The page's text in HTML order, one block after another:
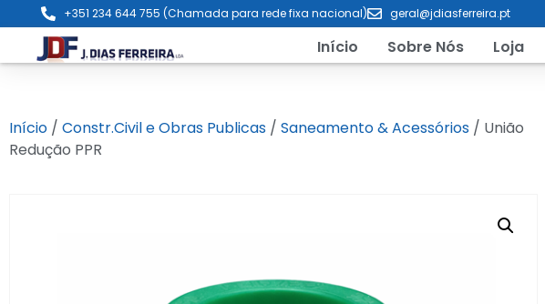
+351 234 644 755 (Chamada para rede fixa nacional) geral@jdiasferreira.pt
Início Sobre Nós Loja
Início / Constr.Civil e Obras Publicas / Saneamento & Acessórios / União
Redução PPR